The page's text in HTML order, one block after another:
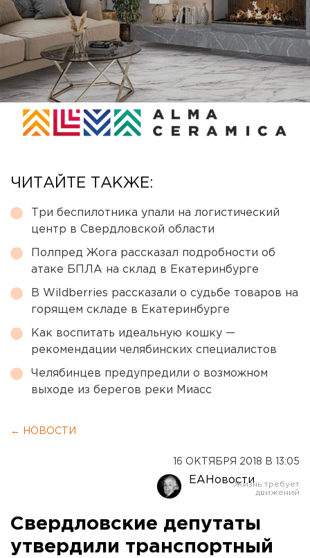
ЧИТАЙТЕ ТАКЖЕ:
Три беспилотника упали на логистический
центр в Свердловской области
Полпред Жога рассказал подробности об
атаке БПЛА на склад в Екатеринбурге
В Wildberries рассказали о судьбе товаров на
горящем складе в Екатеринбурге
Как воспитать идеальную кошку —
рекомендации челябинских специалистов
Челябинцев предупредили о возможном
выходе из берегов реки Миасс
← НОВОСТИ
16 ОКТЯБРЯ 2018 В 13:05
ЕАНовости
Свердловские депутаты
утвердили транспортный